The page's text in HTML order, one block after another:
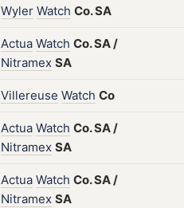
Wyler Watch Co.SA
Actua Watch Co.SA/
Nitramex SA
Villereuse Watch Co
Actua Watch Co.SA/
Nitramex SA
Actua Watch Co.SA/
Nitramex SA